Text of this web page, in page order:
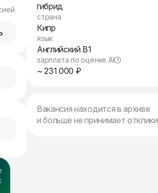
гибрид
страна
Кипр
язык
Английский B1
зарплата по оценке AI
~ 231 000 ₽
Вакансия находится в архиве
и больше не принимает отклики